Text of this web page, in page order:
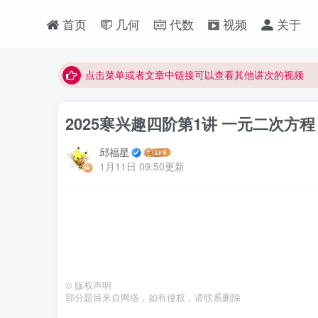
首页 几何 代数 视频 关于
最近网站被攻击导致速度非常慢，目前已恢复正常
点击菜单或者文章中链接可以查看其他讲次的视频
视频无法观看的微信发消息给邱老师重置即可
2025寒兴趣四阶第1讲 一元二次方程
邱福星
1月11日 09:50更新
© 版权声明
部分题目来自网络，如有侵权，请联系删除